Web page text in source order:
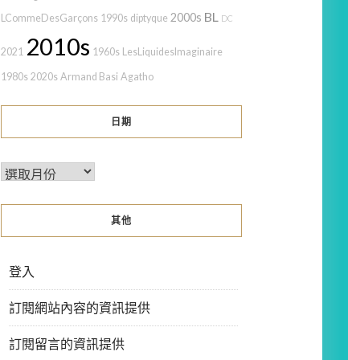
LCommeDesGarçons 1990s diptyque 2000s BL DC
2021 2010s 1960s LesLiquidesImaginaire
1980s 2020s Armand Basi Agatho
日期
其他
登入
訂閱網站內容的資訊提供
訂閱留言的資訊提供